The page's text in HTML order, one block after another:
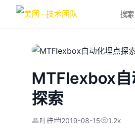
MTFlexbox自
探索
叶梓 2019-08-15 1.2k